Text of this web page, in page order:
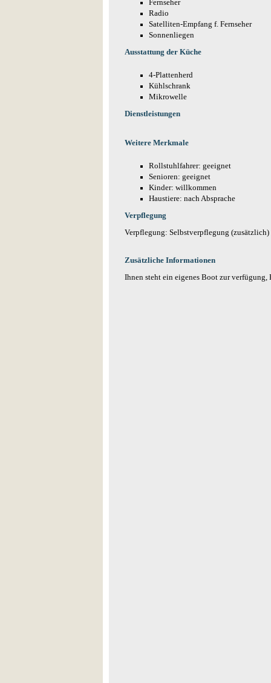
Fernseher
Radio
Satelliten-Empfang f. Fernseher
Sonnenliegen
Ausstattung der Küche
4-Plattenherd
Kühlschrank
Mikrowelle
Dienstleistungen
Weitere Merkmale
Rollstuhlfahrer: geeignet
Senioren: geeignet
Kinder: willkommen
Haustiere: nach Absprache
Verpflegung
Verpflegung: Selbstverpflegung (zusätzlich)
Zusätzliche Informationen
Ihnen steht ein eigenes Boot zur verfügung,